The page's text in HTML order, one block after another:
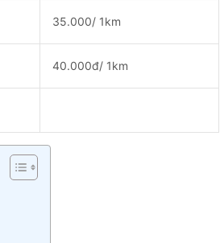
35.000/ 1km
40.000đ/ 1km